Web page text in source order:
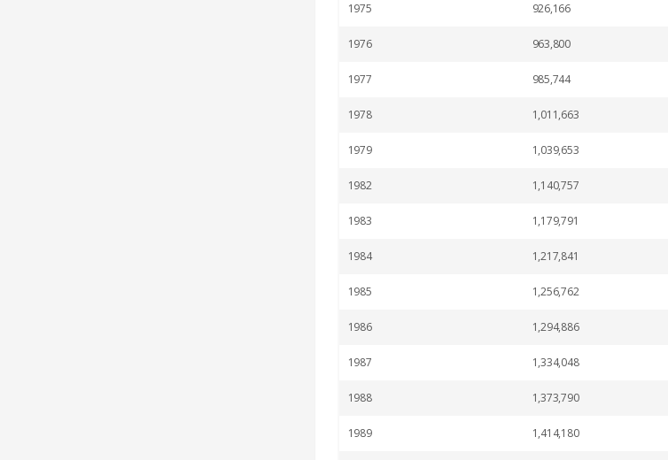
1975 926,166
1976 963,800
1977 985,744
1978 1,011,663
1979 1,039,653
1982 1,140,757
1983 1,179,791
1984 1,217,841
1985 1,256,762
1986 1,294,886
1987 1,334,048
1988 1,373,790
1989 1,414,180